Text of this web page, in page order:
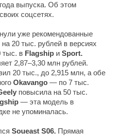
выпуска. Об этом
соцсетях.
уже рекомендованные
20 тыс. рублей в версиях
тыс. в Flagship и Sport.
2,87–3,30 млн рублей.
20 тыс., до 2,915 млн, а обе
Okavango — по 7 тыс.
повысила на 50 тыс.
— эта модель в
не упоминалась.
Soueast S06. Прямая